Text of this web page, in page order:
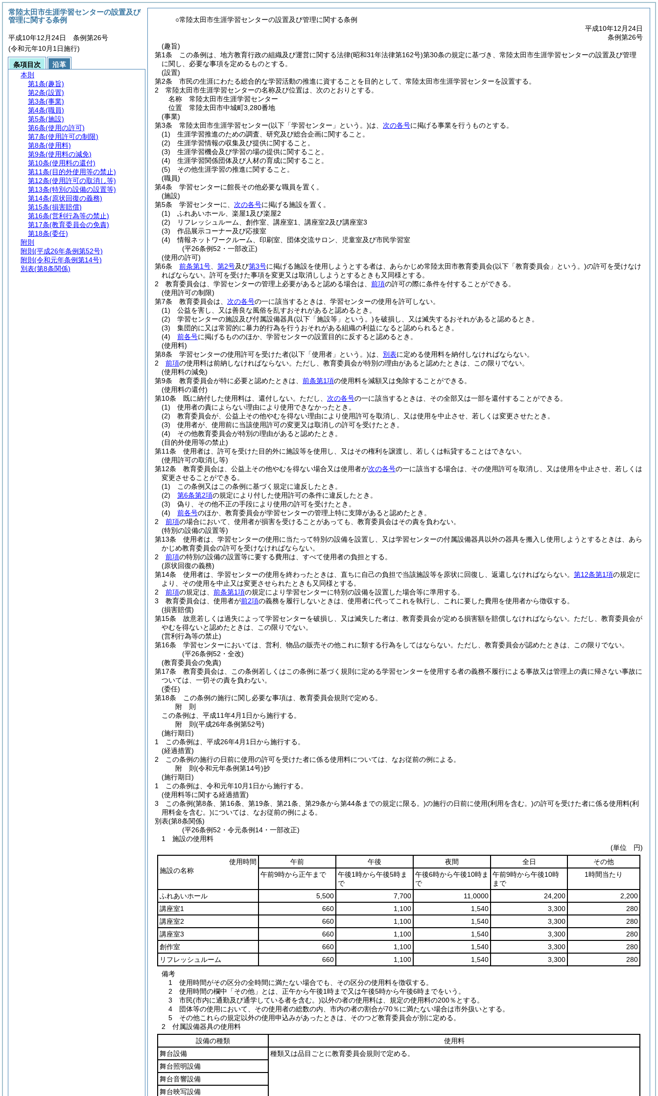
○常陸太田市生涯学習センターの設置及び管理に関する条例
平成10年12月24日
条例第26号
(趣旨)
第1条
この条例は、地方教育行政の組織及び運営に関する法律(昭和31年法律第162号)第30条の規定に基づき、常陸太田市生涯学習センターの設置及び管理
に関し、必要な事項を定めるものとする。
(設置)
第2条
市民の生涯にわたる総合的な学習活動の推進に資することを目的として、常陸太田市生涯学習センターを設置する。
2
常陸太田市生涯学習センターの名称及び位置は、次のとおりとする。
名称 常陸太田市生涯学習センター
位置 常陸太田市中城町3,280番地
(事業)
第3条
常陸太田市生涯学習センター(以下「学習センター」という。)は、 次の各号に掲げる事業を行うものとする。
(1)
生涯学習推進のための調査、研究及び総合企画に関すること。
(2)
生涯学習情報の収集及び提供に関すること。
(3)
生涯学習機会及び学習の場の提供に関すること。
(4)
生涯学習関係団体及び人材の育成に関すること。
(5)
その他生涯学習の推進に関すること。
(職員)
第4条
学習センターに館長その他必要な職員を置く。
(施設)
第5条
学習センターに、 次の各号に掲げる施設を置く。
(1)
ふれあいホール、楽屋1及び楽屋2
(2)
リフレッシュルーム、創作室、講座室1、講座室2及び講座室3
(3)
作品展示コーナー及び応接室
(4)
情報ネットワークルーム、印刷室、団体交流サロン、児童室及び市民学習室
(平26条例52・一部改正)
(使用の許可)
第6条
前条第1号 第2号及び第3号に掲げる施設を使用しようとする者は、あらかじめ常陸太田市教育委員会(以下「教育委員会」という。)の許可を受けなけ
ればならない。 許可を受けた事項を変更又は取消ししようとするときも又同様とする。
2
教育委員会は、学習センターの管理上必要があると認める場合は、 前項の許可の際に条件を付することができる。
(使用許可の制限)
第7条
教育委員会は、 次の各号の一に該当するときは、学習センターの使用を許可しない。
(1)
公益を害し、又は善良な風俗を乱すおそれがあると認めるとき。
(2)
学習センターの施設及び付属設備器具(以下「施設等」という。)を破損し、又は滅失するおそれがあると認めるとき。
(3)
集団的に又は常習的に暴力的行為を行うおそれがある組織の利益になると認められるとき。
(4)
前各号に掲げるもののほか、学習センターの設置目的に反すると認めるとき。
(使用料)
第8条
学習センターの使用許可を受けた者(以下「使用者」という。)は、 別表に定める使用料を納付しなければならない。
2
前項の使用料は前納しなければならない。 ただし、教育委員会が特別の理由があると認めたときは、この限りでない。
(使用料の減免)
第9条
教育委員会が特に必要と認めたときは、 前条第1項の使用料を減額又は免除することができる。
(使用料の還付)
第10条
既に納付した使用料は、還付しない。 ただし、 次の各号の一に該当するときは、その全部又は一部を還付することができる。
(1)
使用者の責によらない理由により使用できなかったとき。
(2)
教育委員会が、公益上その他やむを得ない理由により使用許可を取消し、又は使用を中止させ、若しくは変更させたとき。
(3)
使用者が、使用前に当該使用許可の変更又は取消しの許可を受けたとき。
(4)
その他教育委員会が特別の理由があると認めたとき。
(目的外使用等の禁止)
第11条
使用者は、許可を受けた目的外に施設等を使用し、又はその権利を譲渡し、若しくは転貸することはできない。
(使用許可の取消し等)
第12条
教育委員会は、公益上その他やむを得ない場合又は使用者が次の各号の一に該当する場合は、その使用許可を取消し、又は使用を中止させ、若しくは
変更させることができる。
(1)
この条例又はこの条例に基づく規定に違反したとき。
(2)
第6条第2項の規定により付した使用許可の条件に違反したとき。
(3)
偽り、その他不正の手段により使用の許可を受けたとき。
(4)
前各号のほか、教育委員会が学習センターの管理上特に支障があると認めたとき。
2
前項の場合において、使用者が損害を受けることがあっても、教育委員会はその責を負わない。
(特別の設備の設置等)
第13条
使用者は、学習センターの使用に当たって特別の設備を設置し、又は学習センターの付属設備器具以外の器具を搬入し使用しようとするときは、あら
かじめ教育委員会の許可を受けなければならない。
2
前項の特別の設備の設置等に要する費用は、すべて使用者の負担とする。
(原状回復の義務)
第14条
使用者は、学習センターの使用を終わったときは、直ちに自己の負担で当該施設等を原状に回復し、返還しなければならない。 第12条第1項の規定に
より、その使用を中止又は変更させられたときも又同様とする。
2
前項の規定は、 前条第1項の規定により学習センターに特別の設備を設置した場合等に準用する。
3
教育委員会は、使用者が前2項の義務を履行しないときは、使用者に代ってこれを執行し、これに要した費用を使用者から徴収する。
(損害賠償)
第15条
故意若しくは過失によって学習センターを破損し、又は滅失した者は、教育委員会が定める損害額を賠償しなければならない。 ただし、教育委員会が
やむを得ないと認めたときは、この限りでない。
(営利行為等の禁止)
第16条
学習センターにおいては、営利、物品の販売その他これに類する行為をしてはならない。 ただし、教育委員会が認めたときは、この限りでない。
(平26条例52・全改)
(教育委員会の免責)
第17条
教育委員会は、この条例若しくはこの条例に基づく規則に定める学習センターを使用する者の義務不履行による事故又は管理上の責に帰さない事故に
ついては、一切その責を負わない。
(委任)
第18条
この条例の施行に関し必要な事項は、教育委員会規則で定める。
附 則
この条例は、平成11年4月1日から施行する。
附 則(平成26年条例第52号)
(施行期日)
1
この条例は、平成26年4月1日から施行する。
(経過措置)
2
この条例の施行の日前に使用の許可を受けた者に係る使用料については、なお従前の例による。
附 則(令和元年条例第14号)抄
(施行期日)
1
この条例は、令和元年10月1日から施行する。
(使用料等に関する経過措置)
3
この条例(第8条、第16条、第19条、第21条、第29条から第44条までの規定に限る。)の施行の日前に使用(利用を含む。)の許可を受けた者に係る使用料(利
用料金を含む。)については、なお従前の例による。
別表(第8条関係)
(平26条例52・令元条例14・一部改正)
1 施設の使用料
(単位 円)
使用時間
施設の名称
午前 午後 夜間 全日
その他
午前9時から正午まで
午後1時から午後5時ま
で
午後6時から午後10時ま
で
午前9時から午後10時
まで
1時間当たり
ふれあいホール 5,500 7,700 11,0000 24,200
2,200
講座室1
660 1,100 1,540 3,300
280
講座室2
660 1,100 1,540 3,300
280
講座室3
660 1,100 1,540 3,300
280
創作室
660 1,100 1,540 3,300
280
リフレッシュルーム
660 1,100 1,540 3,300
280
備考
1 使用時間がその区分の全時間に満たない場合でも、その区分の使用料を徴収する。
2 使用時間の欄中「その他」とは、正午から午後1時まで又は午後5時から午後6時までをいう。
3 市民(市内に通勤及び通学している者を含む。)以外の者の使用料は、規定の使用料の200％とする。
4 団体等の使用において、その使用者の総数の内、市内の者の割合が70％に満たない場合は市外扱いとする。
5 その他これらの規定以外の使用申込みがあったときは、そのつど教育委員会が別に定める。
2 付属設備器具の使用料
設備の種類
使用料
舞台設備
種類又は品目ごとに教育委員会規則で定める。
舞台照明設備
舞台音響設備
舞台映写設備
常陸太田市生涯学習センターの設置及び
管理に関する条例
平成10年12月24日 条例第26号
(令和元年10月1日施行)
条項目次
沿革
本則
第1条(趣旨)
第2条(設置)
第3条(事業)
第4条(職員)
第5条(施設)
第6条(使用の許可)
第7条(使用許可の制限)
第8条(使用料)
第9条(使用料の減免)
第10条(使用料の還付)
第11条(目的外使用等の禁止)
第12条(使用許可の取消し等)
第13条(特別の設備の設置等)
第14条(原状回復の義務)
第15条(損害賠償)
第16条(営利行為等の禁止)
第17条(教育委員会の免責)
第18条(委任)
附則
附則 (平成26年条例第52号)
附則 (令和元年条例第14号)
別表(第8条関係)